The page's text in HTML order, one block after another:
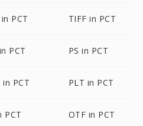
PCT TIFF in PCT
PCT PS in PCT
in PCT PLT in PCT
PCT OTF in PCT